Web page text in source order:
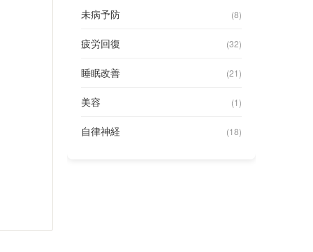
未病予防 (8)
疲労回復 (32)
睡眠改善 (21)
美容 (1)
自律神経 (18)